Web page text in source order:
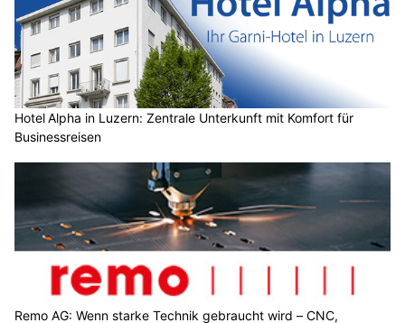
Hotel Alpha in Luzern: Zentrale Unterkunft mit Komfort für
Businessreisen
Remo AG: Wenn starke Technik gebraucht wird – CNC,